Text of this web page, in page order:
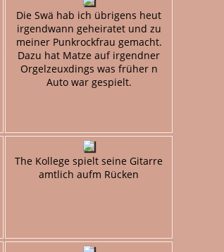
Die Swä hab ich übrigens heut
irgendwann geheiratet und zu
meiner Punkrockfrau gemacht.
Dazu hat Matze auf irgendner
Orgelzeuxdings was früher n
Auto war gespielt.
The Kollege spielt seine Gitarre
amtlich aufm Rücken